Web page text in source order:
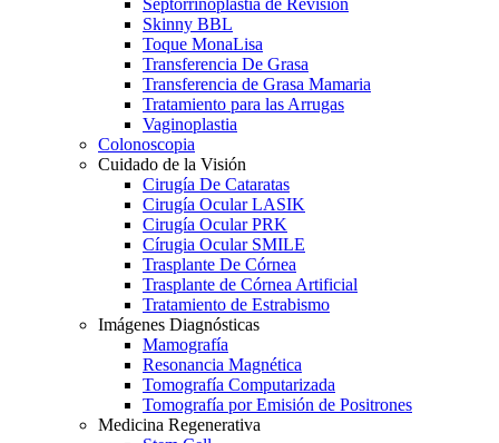
Skinny BBL
Toque MonaLisa
Transferencia De Grasa
Transferencia de Grasa Mamaria
Tratamiento para las Arrugas
Vaginoplastia
Colonoscopia
Cuidado de la Visión
Cirugía De Cataratas
Cirugía Ocular LASIK
Cirugía Ocular PRK
Círugia Ocular SMILE
Trasplante De Córnea
Trasplante de Córnea Artificial
Tratamiento de Estrabismo
Imágenes Diagnósticas
Mamografía
Resonancia Magnética
Tomografía Computarizada
Tomografía por Emisión de Positrones
Medicina Regenerativa